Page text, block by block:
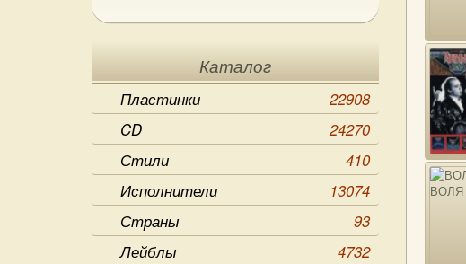
Каталог
Пластинки
22908
CD
24270
Стили
410
Исполнители
13074
Страны
93
Лейблы
4732